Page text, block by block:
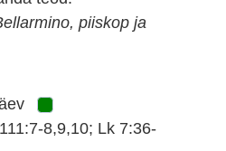
piiskop ja
8,9,10; Lk 7:36-